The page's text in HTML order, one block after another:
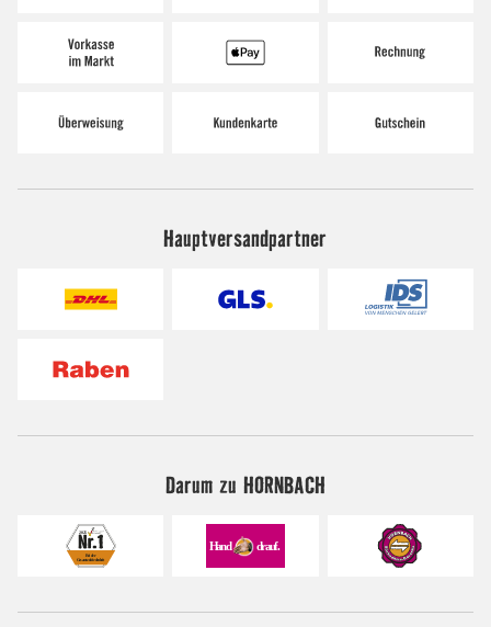
Hauptversandpartner
Darum zu HORNBACH